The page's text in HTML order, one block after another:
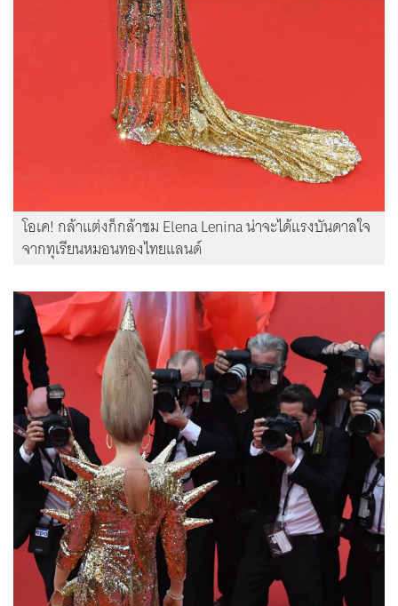
โอเค! กล้าแต่งก็กล้าชม Elena Lenina น่าจะได้แรงบันดาลใจ
จากทุเรียนหมอนทองไทยแลนด์